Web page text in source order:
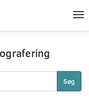
Søg